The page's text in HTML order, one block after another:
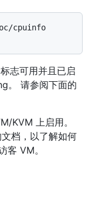
cpuinfo
志可用并且已启
。 请参阅下面的
KVM 上启用。
档，以了解如何
客 VM。